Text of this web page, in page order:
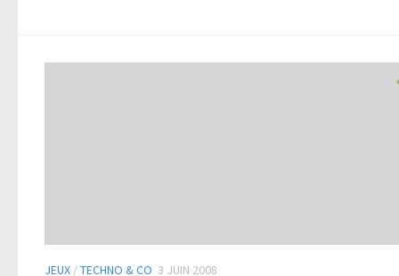
JEUX /TECHNO & CO 3 JUIN 2008